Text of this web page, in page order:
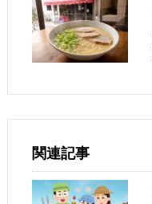
関連記事